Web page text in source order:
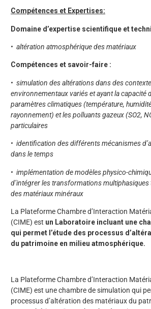
Compétences et Expertises:
Domaine d’expertise scientifique et
• altération atmosphérique des matériaux
Compétences et savoir-faire :
• simulation des altérations dans des
environnementaux variés et ayant la capacité
paramètres climatiques (température,
rayonnement) et les polluants gazeux (SO2,
particulaires
• identification des différents mécanismes
dans le temps
• implémentation de modèles physico-
d’intégrer les transformations multiphasiques
des matériaux minéraux
La Plateforme Chambre d’Interaction
(CIME) est un Laboratoire incluant une
qui permet l’étude des processus
du patrimoine en milieu atmosphérique.
La Plateforme Chambre d’Interaction
(CIME) est une chambre de simulation qui
processus d’altération des matériaux du